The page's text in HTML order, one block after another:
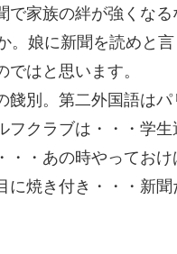
で家族の絆が強くな
。娘に新聞を読めと
はと思います。
餞別。第二外国語は
フクラブは・・・学
・あの時やってお
焼き付き・・・新聞